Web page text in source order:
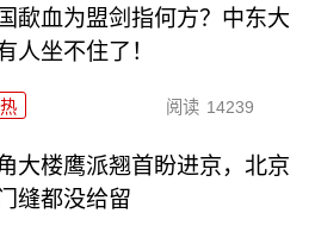
歃血为盟剑指何方？中东大
人坐不住了！
阅读 14239
大楼鹰派翘首盼进京，北京
缝都没给留